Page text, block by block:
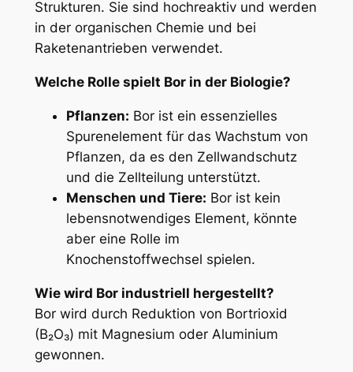
Strukturen. Sie sind hochreaktiv und werden
in der organischen Chemie und bei
Raketenantrieben verwendet.
Welche Rolle spielt Bor in der Biologie?
Pflanzen: Bor ist ein essenzielles
Spurenelement für das Wachstum von
Pflanzen, da es den Zellwandschutz
und die Zellteilung unterstützt.
Menschen und Tiere: Bor ist kein
lebensnotwendiges Element, könnte
aber eine Rolle im
Knochenstoffwechsel spielen.
Wie wird Bor industriell hergestellt?
Bor wird durch Reduktion von Bortrioxid
(B₂O₃) mit Magnesium oder Aluminium
gewonnen.